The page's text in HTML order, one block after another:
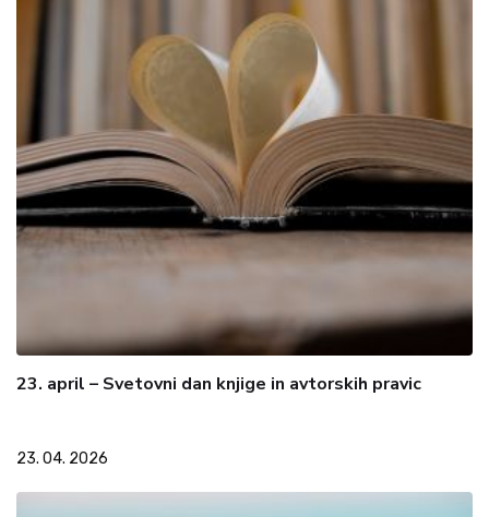
23. april – Svetovni dan knjige in avtorskih pravic
23. 04. 2026